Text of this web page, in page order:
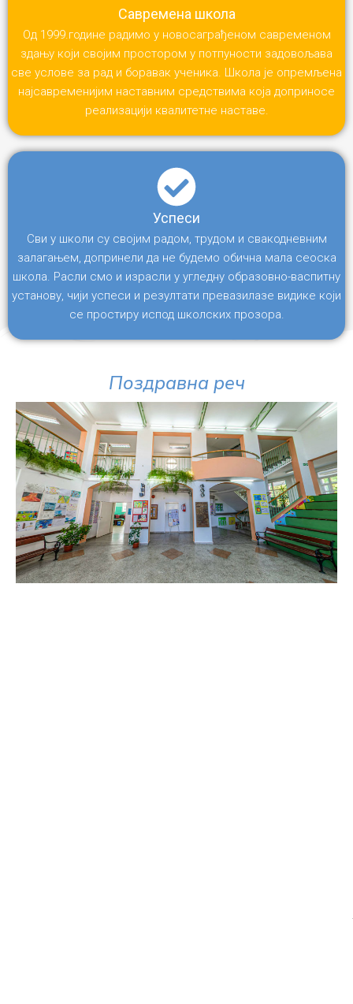
Савремена школа
Од 1999.године радимо у новосаграђеном савременом
здању који својим простором у потпуности задовољава
све услове за рад и боравак ученика. Школа је опремљена
најсавременијим наставним средствима која доприносе
реализацији квалитетне наставе.
Успеси
Сви у школи су својим радом, трудом и свакодневним
залагањем, допринели да не будемо обична мала сеоска
школа. Расли смо и израсли у угледну образовно-васпитну
установу, чији успеси и резултати превазилазе видике који
се простиру испод школских прозора.
Поздравна реч